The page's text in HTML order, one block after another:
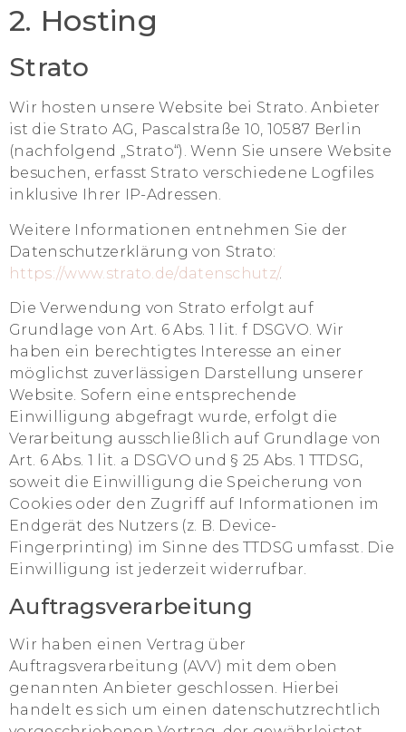
2. Hosting
Strato
Wir hosten unsere Website bei Strato. Anbieter
ist die Strato AG, Pascalstraße 10, 10587 Berlin
(nachfolgend „Strato“). Wenn Sie unsere Website
besuchen, erfasst Strato verschiedene Logfiles
inklusive Ihrer IP-Adressen.
Weitere Informationen entnehmen Sie der
Datenschutzerklärung von Strato:
https://www.strato.de/datenschutz/.
Die Verwendung von Strato erfolgt auf
Grundlage von Art. 6 Abs. 1 lit. f DSGVO. Wir
haben ein berechtigtes Interesse an einer
möglichst zuverlässigen Darstellung unserer
Website. Sofern eine entsprechende
Einwilligung abgefragt wurde, erfolgt die
Verarbeitung ausschließlich auf Grundlage von
Art. 6 Abs. 1 lit. a DSGVO und § 25 Abs. 1 TTDSG,
soweit die Einwilligung die Speicherung von
Cookies oder den Zugriff auf Informationen im
Endgerät des Nutzers (z. B. Device-
Fingerprinting) im Sinne des TTDSG umfasst. Die
Einwilligung ist jederzeit widerrufbar.
Auftragsverarbeitung
Wir haben einen Vertrag über
Auftragsverarbeitung (AVV) mit dem oben
genannten Anbieter geschlossen. Hierbei
handelt es sich um einen datenschutzrechtlich